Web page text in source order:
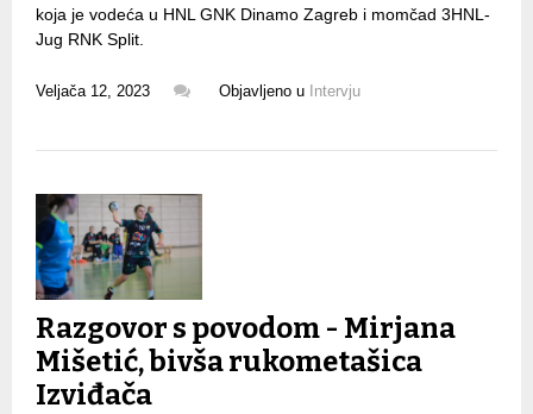
koja je vodeća u HNL GNK Dinamo Zagreb i momčad 3HNL-
Jug RNK Split.
Veljača 12, 2023 Objavljeno u Intervju
Razgovor s povodom - Mirjana
Mišetić, bivša rukometašica
Izviđača